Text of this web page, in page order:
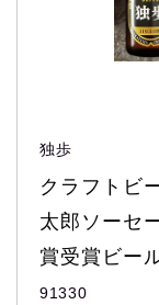
独歩
クラフトビ
太郎ソーセ
賞受賞ビー
91330